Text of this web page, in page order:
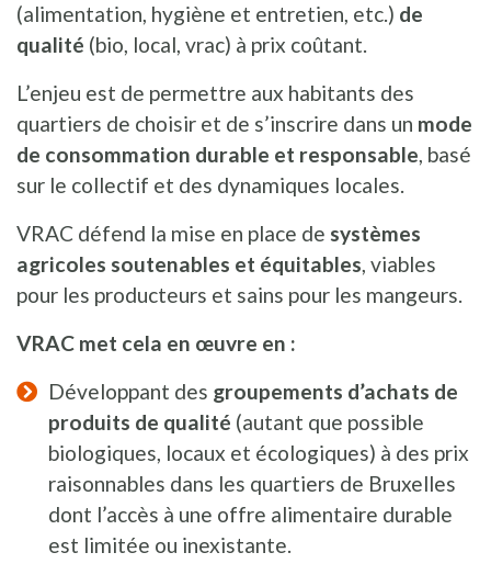
(alimentation, hygiène et entretien, etc.) de
qualité (bio, local, vrac) à prix coûtant.
L’enjeu est de permettre aux habitants des
quartiers de choisir et de s’inscrire dans un mode
de consommation durable et responsable, basé
sur le collectif et des dynamiques locales.
VRAC défend la mise en place de systèmes
agricoles soutenables et équitables, viables
pour les producteurs et sains pour les mangeurs.
VRAC met cela en œuvre en :
Développant des groupements d’achats de
produits de qualité (autant que possible
biologiques, locaux et écologiques) à des prix
raisonnables dans les quartiers de Bruxelles
dont l’accès à une offre alimentaire durable
est limitée ou inexistante.